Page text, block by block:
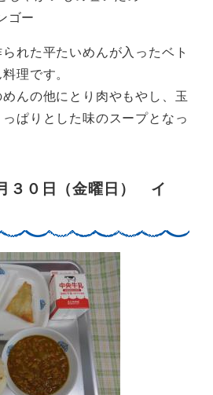
ゴー
れた平たいめんが入ったベト
理です。
めんの他にとり肉やもやし、玉
ぱりとした味のスープとなっ
３０日（金曜日） イ